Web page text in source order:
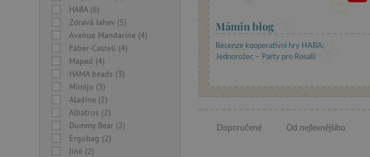
HABA (6)
Zdravá lahev (5)
Avenue Mandarine (4)
Faber-Castell (4)
Maped (4)
HAMA beads (3)
Mimijo (3)
Aladine (2)
Albatros (2)
Dummy Bear (2)
Ergobag (2)
Jiné (2)
Mámin blog
Recenze kooperativní hry HABA:
Jednorožec – Party pro Rosalii
Doporučené Od nejlevnějšího